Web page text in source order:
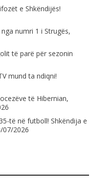
e Shkëndijës!
numri 1 i Strugës,
të parë për sezonin
mund ta ndiqni!
të Hibernian,
të në futboll! Shkëndija e
07/2026